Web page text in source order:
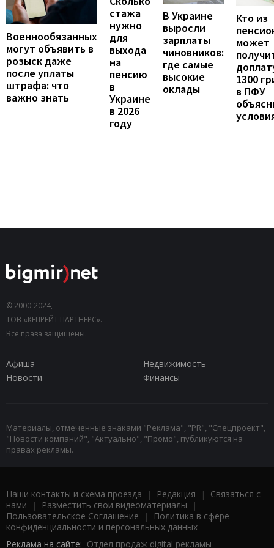
Военнообязанных
могут объявить в
розыск даже
после уплаты
штрафа: что
важно знать
стажа
нужно
для
выхода
на
пенсию
в
Украине
в 2026
году
В Украине
выросли
зарплаты
чиновников:
где самые
высокие
оклады
Кто из
может
1300
в ПФУ
© 2000-2024,
ТОВ «КЕПРЕЙТ ПАРТНЕРС».
Все права защищены.
Афиша
Недвижимость
Новости
Финансы
Материалы, отмеченные знаками "Реклама", "PR", "Спецпроект",
"Новости компаний", "Актуально", "Промо", публикуются на
правах рекламы.
Наши контакты и схема проезда | Редакция | Связаться с
нами | Разместить свои видеоматериалы |
Пользовательское Соглашение |
Политика в сфере
конфиденциальности и персональных данных
Реклама на сайте: Отдел продаж digital рекламы